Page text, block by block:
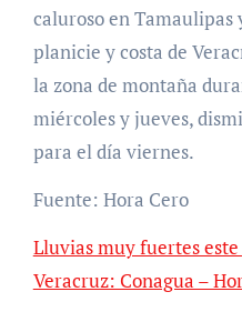
caluroso en Tamaulipas
planicie y costa de
la zona de montaña
miércoles y jueves,
para el día viernes.
Fuente: Hora Cero
Lluvias muy fuertes
Veracruz: Conagua –